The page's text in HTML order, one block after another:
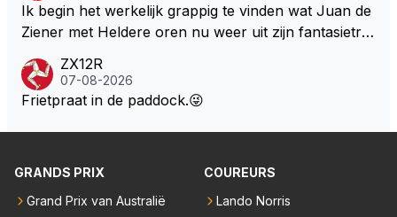
Ik begin het werkelijk grappig te vinden wat Juan de
Ziener met Heldere oren nu weer uit zijn fantasietro
zijn eigen lege geest, of, hij behoort tot de intimi van
Team Verstappen...., Praten doet ie in iedergeval ma
ZX12R
07-08-2026
Frietpraat in de paddock.😜
GRANDS PRIX
Grand Prix van Australië
COUREURS
Lando Norris